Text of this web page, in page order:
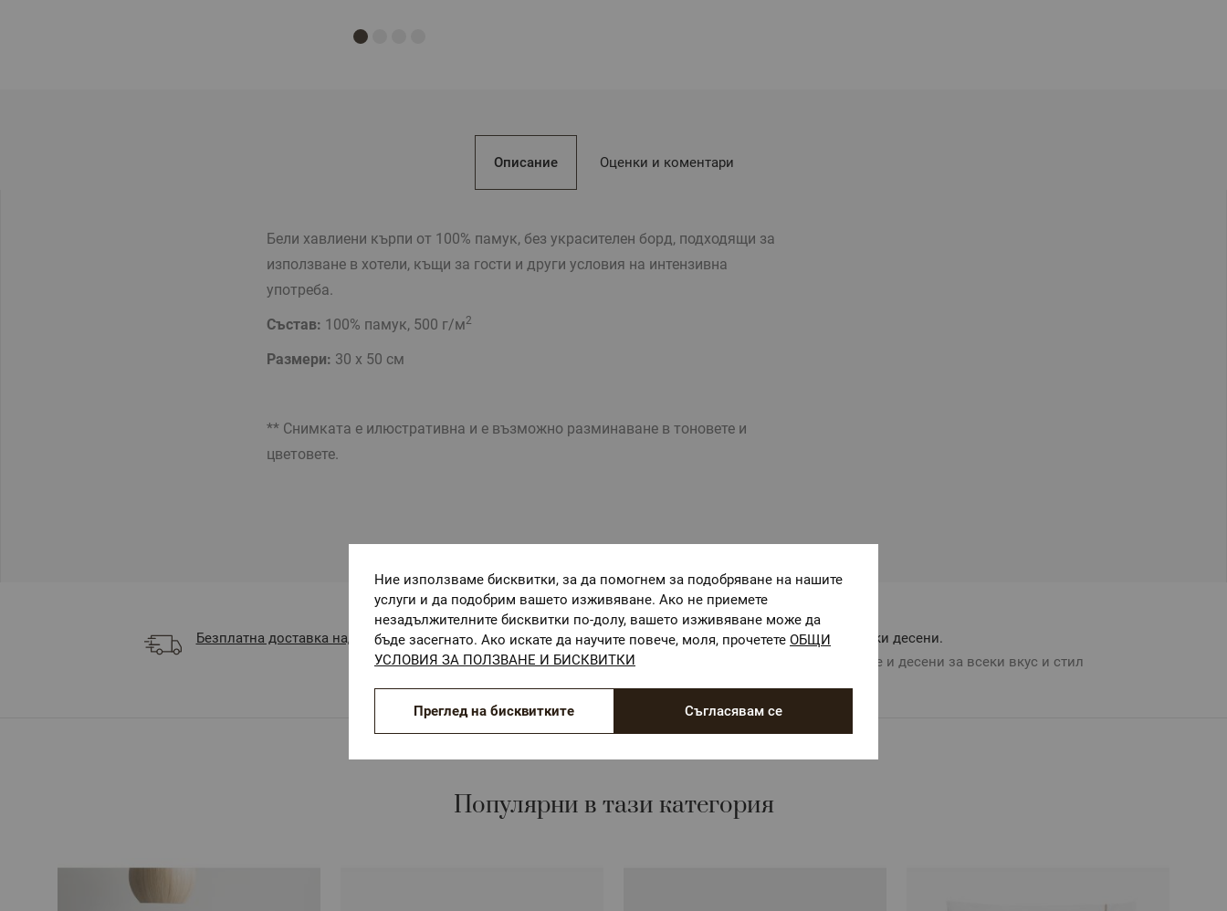
Описание
Бели хавлиени кърпи от 100% памук, без украсителен борд, подходящи за
използване в хотели, къщи за гости и други условия на интензивна
употреба.
Състав: 100% памук, 500 г/м2
Размери: 30 х 50 см
** Снимката е илюстративна и е възможно разминаване в тоновете и
цветовете.
Оценки и коментари
Безплатна доставка над 68 €
ОЕКО-ТЕКС СТАНДАРТ 100
Текстилни материали, безопасни за Вашето здраве
Авторски десени.
Цветове и десени за всеки вкус и стил
Популярни в тази категория
Ние използваме бисквитки, за да помогнем за подобряване на нашите
услуги и да подобрим вашето изживяване. Ако не приемете
незадължителните бисквитки по-долу, вашето изживяване може да
бъде засегнато. Ако искате да научите повече, моля, прочетете ОБЩИ
УСЛОВИЯ ЗА ПОЛЗВАНЕ И БИСКВИТКИ
Съгласявам се
Преглед на бисквитките